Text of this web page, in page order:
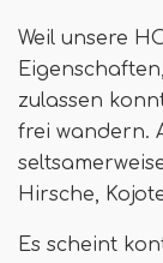
Weil unsere
zulassen
frei wandern.
Hirsche,
Es scheint